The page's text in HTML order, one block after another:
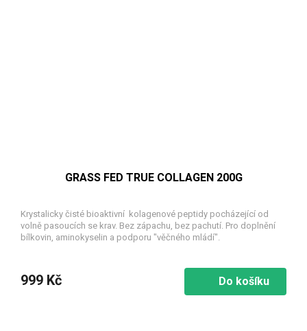
GRASS FED TRUE COLLAGEN 200G
Krystalicky čisté bioaktivní kolagenové peptidy pocházející od
volně pasoucích se krav. Bez zápachu, bez pachutí. Pro doplnění
bílkovin, aminokyselin a podporu "věčného mládí".
999 Kč Do košíku